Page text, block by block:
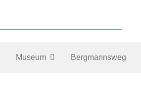
Museum Bergmannsweg